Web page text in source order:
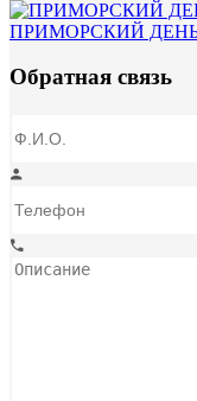
ПРИМОРСКИЙ ДЕНЬ
Обратная связь